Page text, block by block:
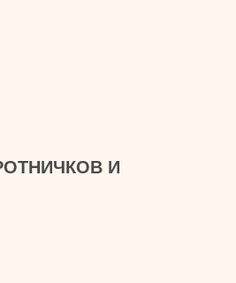
И